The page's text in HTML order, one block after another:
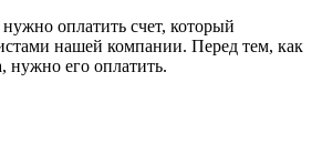
оплатить счет, который
нашей компании. Перед тем, как
нужно его оплатить.